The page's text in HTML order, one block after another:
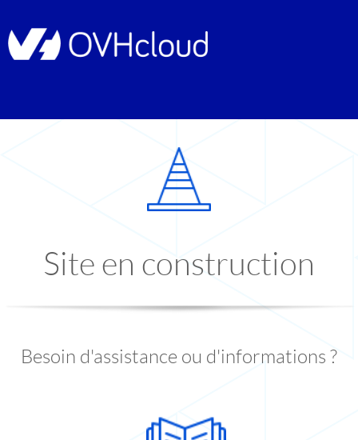
Site en construction
Besoin d'assistance ou d'informations ?